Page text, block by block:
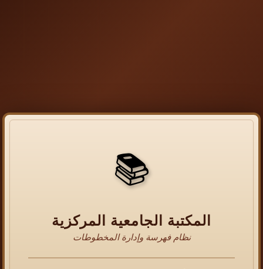
📚
المكتبة الجامعية المركزية
نظام فهرسة وإدارة المخطوطات